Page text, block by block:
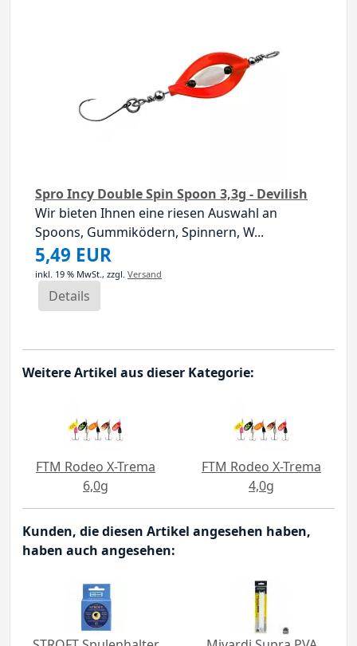
Spro Incy Double Spin Spoon 3,3g - Devilish
Wir bieten Ihnen eine riesen Auswahl an
Spoons, Gummiködern, Spinnern, W...
5,49 EUR
inkl. 19 % MwSt., zzgl. Versand
Details
Weitere Artikel aus dieser Kategorie:
FTM Rodeo X-Trema
6,0g
FTM Rodeo X-Trema
4,0g
Kunden, die diesen Artikel angesehen haben,
haben auch angesehen: